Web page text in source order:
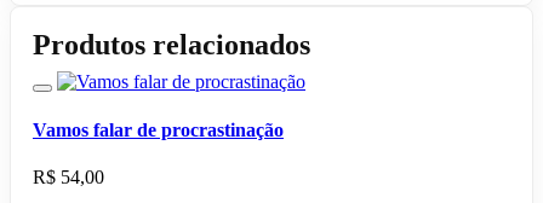
Produtos relacionados
Vamos falar de procrastinação
R$ 54,00